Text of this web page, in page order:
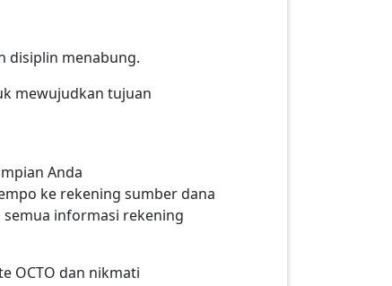
disiplin menabung.
mewujudkan tujuan
Anda
ke rekening sumber dana
semua informasi rekening
OCTO dan nikmati